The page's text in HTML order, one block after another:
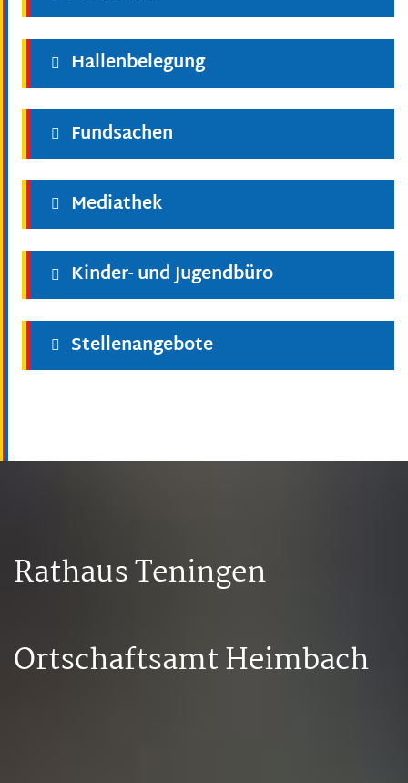
Hallenbelegung
Fundsachen
Mediathek
Kinder- und Jugendbüro
Stellenangebote
Rathaus Teningen
Ortschaftsamt Heimbach